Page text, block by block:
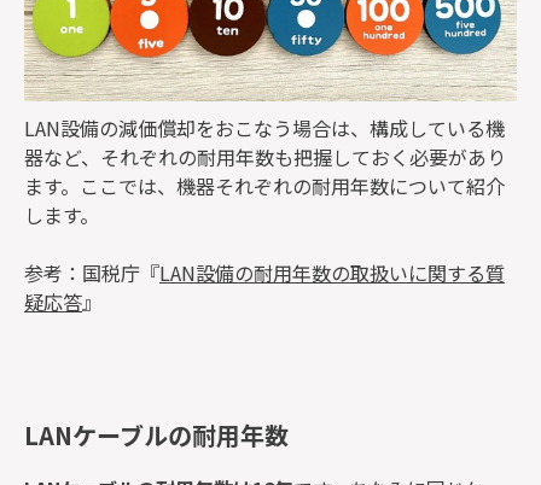
LAN設備の減価償却をおこなう場合は、構成している機
器など、それぞれの耐用年数も把握しておく必要があり
ます。ここでは、機器それぞれの耐用年数について紹介
します。
参考：国税庁『LAN設備の耐用年数の取扱いに関する質
疑応答』
LANケーブルの耐用年数